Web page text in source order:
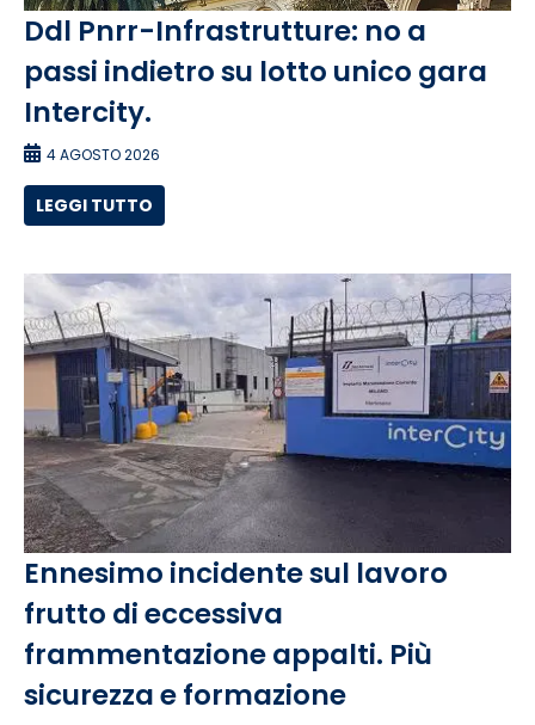
Ddl Pnrr-Infrastrutture: no a
passi indietro su lotto unico gara
Intercity.
4 AGOSTO 2026
LEGGI TUTTO
Ennesimo incidente sul lavoro
frutto di eccessiva
frammentazione appalti. Più
sicurezza e formazione